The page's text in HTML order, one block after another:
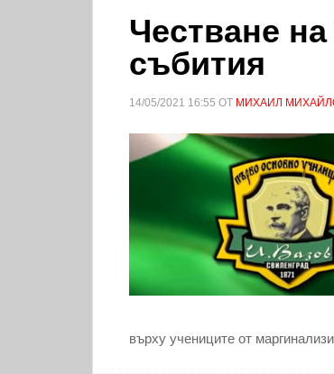
Честване
събития
14/05/2021 16:55 ОТ МИХАИЛ
върху учениците от